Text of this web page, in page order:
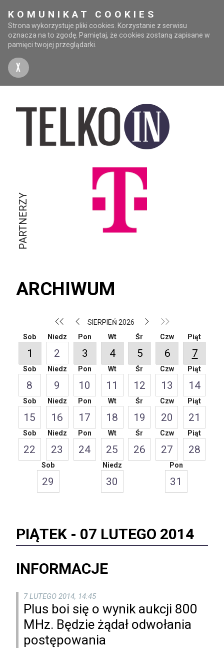
KOMUNIKAT COOKIES
Strona wykorzystuje pliki cookies. Korzystanie z serwisu
oznacza na to zgodę. Pamiętaj, że cookies zostaną zapisane w
pamięci twojej przeglądarki.
X
PARTNERZY
ARCHIWUM
SIERPIEŃ 2026
Sob
1
Niedz
2
Pon
3
Wt
4
Śr
5
Czw
6
Piąt
7
Sob
8
Niedz
9
Pon
10
Wt
11
Śr
12
Czw
13
Piąt
14
Sob
15
Niedz
16
Pon
17
Wt
18
Śr
19
Czw
20
Piąt
21
Sob
22
Niedz
23
Pon
24
Wt
25
Śr
26
Czw
27
Piąt
28
Sob
29
Niedz
30
Pon
31
PIĄTEK - 07 LUTEGO 2014
INFORMACJE
7 LUTEGO 2014, 14:45
Plus boi się o wynik aukcji 800
MHz. Będzie żądał odwołania
postępowania